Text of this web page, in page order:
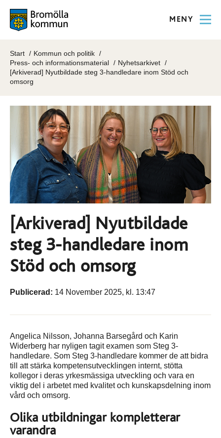
MENY
Start
Kommun och politik
Press- och informationsmaterial
Nyhetsarkivet
[Arkiverad] Nyutbildade steg 3-handledare inom Stöd och
omsorg
[Arkiverad] Nyutbildade
steg 3-handledare inom
Stöd och omsorg
Publicerad: 14 November 2025, kl. 13:47
Angelica Nilsson, Johanna Barsegård och Karin
Widerberg har nyligen tagit examen som Steg 3-
handledare. Som Steg 3-handledare kommer de att bidra
till att stärka kompetensutvecklingen internt, stötta
kollegor i deras yrkesmässiga utveckling och vara en
viktig del i arbetet med kvalitet och kunskapsdelning inom
vård och omsorg.
Olika utbildningar kompletterar
varandra